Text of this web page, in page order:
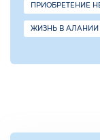
ПРИОБРЕТЕНИЕ
ЖИЗНЬ В АЛАНИИ